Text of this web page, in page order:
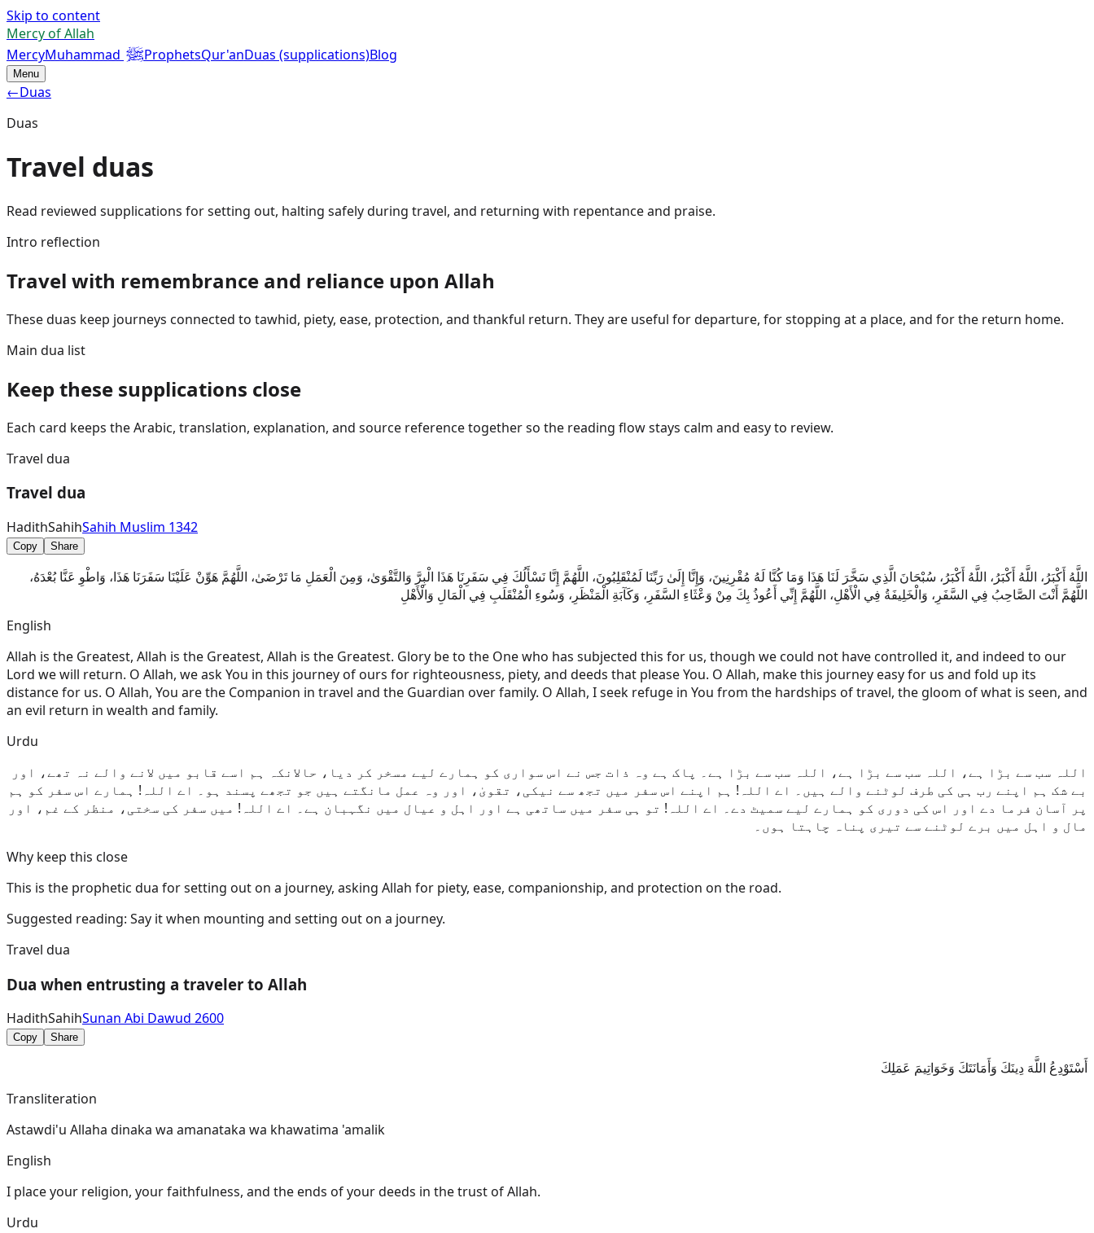
Skip to content
Mercy of Allah
MercyMuhammad ﷺProphetsQur'anDuas (supplications)Blog
Menu
←Duas
Duas
Travel duas
Read reviewed supplications for setting out, halting safely during travel, and returning with repentance and praise.
Intro reflection
Travel with remembrance and reliance upon Allah
These duas keep journeys connected to tawhid, piety, ease, protection, and thankful return. They are useful for departure, for stopping at a place, and for the return home.
Main dua list
Keep these supplications close
Each card keeps the Arabic, translation, explanation, and source reference together so the reading flow stays calm and easy to review.
Travel dua
Travel dua
HadithSahihSahih Muslim 1342
Copy Share
اللَّهُ أَكْبَرُ، اللَّهُ أَكْبَرُ، اللَّهُ أَكْبَرُ، سُبْحَانَ الَّذِي سَخَّرَ لَنَا هَذَا وَمَا كُنَّا لَهُ مُقْرِنِينَ، وَإِنَّا إِلَىٰ رَبِّنَا لَمُنْقَلِبُونَ، اللَّهُمَّ إِنَّا نَسْأَلُكَ فِي سَفَرِنَا هَذَا الْبِرَّ وَالتَّقْوَىٰ، وَمِنَ الْعَمَلِ مَا تَرْضَىٰ، اللَّهُمَّ هَوِّنْ عَلَيْنَا سَفَرَنَا هَذَا، وَاطْوِ عَنَّا بُعْدَهُ،
اللَّهُمَّ أَنْتَ الصَّاحِبُ فِي السَّفَرِ، وَالْخَلِيفَةُ فِي الْأَهْلِ، اللَّهُمَّ إِنِّي أَعُوذُ بِكَ مِنْ وَعْثَاءِ السَّفَرِ، وَكَآبَةِ الْمَنْظَرِ، وَسُوءِ الْمُنْقَلَبِ فِي الْمَالِ وَالْأَهْلِ
English
Allah is the Greatest, Allah is the Greatest, Allah is the Greatest. Glory be to the One who has subjected this for us, though we could not have controlled it, and indeed to our
Lord we will return. O Allah, we ask You in this journey of ours for righteousness, piety, and deeds that please You. O Allah, make this journey easy for us and fold up its
distance for us. O Allah, You are the Companion in travel and the Guardian over family. O Allah, I seek refuge in You from the hardships of travel, the gloom of what is seen, and
an evil return in wealth and family.
Urdu
اللہ سب سے بڑا ہے، اللہ سب سے بڑا ہے، اللہ سب سے بڑا ہے۔ پاک ہے وہ ذات جس نے اس سواری کو ہمارے لیے مسخر کر دیا، حالانکہ ہم اسے قابو میں لانے والے نہ تھے، اور
بے شک ہم اپنے رب ہی کی طرف لوٹنے والے ہیں۔ اے اللہ! ہم اپنے اس سفر میں تجھ سے نیکی، تقویٰ، اور وہ عمل مانگتے ہیں جو تجھے پسند ہو۔ اے اللہ! ہمارے اس سفر کو ہم
پر آسان فرما دے اور اس کی دوری کو ہمارے لیے سمیٹ دے۔ اے اللہ! تو ہی سفر میں ساتھی ہے اور اہل و عیال میں نگہبان ہے۔ اے اللہ! میں سفر کی سختی، منظر کے غم، اور
مال و اہل میں برے لوٹنے سے تیری پناہ چاہتا ہوں۔
Why keep this close
This is the prophetic dua for setting out on a journey, asking Allah for piety, ease, companionship, and protection on the road.
Suggested reading: Say it when mounting and setting out on a journey.
Travel dua
Dua when entrusting a traveler to Allah
HadithSahihSunan Abi Dawud 2600
Copy Share
أَسْتَوْدِعُ اللَّهَ دِينَكَ وَأَمَانَتَكَ وَخَوَاتِيمَ عَمَلِكَ
Transliteration
Astawdi'u Allaha dinaka wa amanataka wa khawatima 'amalik
English
I place your religion, your faithfulness, and the ends of your deeds in the trust of Allah.
Urdu